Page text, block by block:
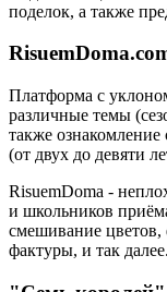
поделок, а также
Платформа с
различные темы
также ознакомление
(от двух до девяти
RisuemDoma -
и школьников
смешивание цветов,
фактуры, и так далее.